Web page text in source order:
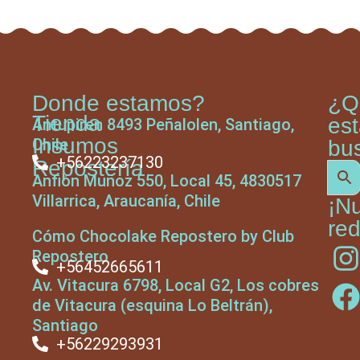
Tienda
Insumos
Repostería
Donde estamos?
Antupiren 8493 Peñalolen, Santiago,
Chile
+56223237130
Anfión Muñoz 550, Local 45, 4830517
Villarrica, Araucanía, Chile
Cómo Chocolake Repostero by Club
Repostero
+56452665611
Av. Vitacura 6798, Local G2, Los cobres
de Vitacura (esquina Lo Beltrán),
Santiago
+56229293931